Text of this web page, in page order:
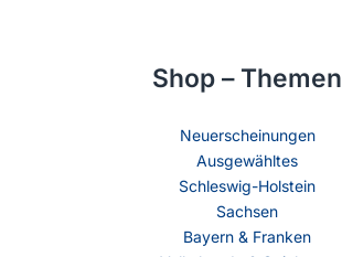
Shop – Themen
Neuerscheinungen
Ausgewähltes
Schleswig-Holstein
Sachsen
Bayern & Franken